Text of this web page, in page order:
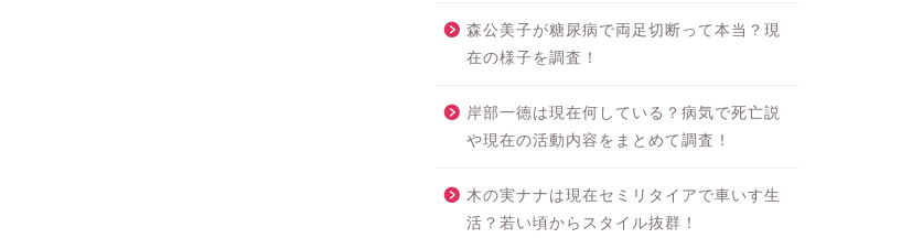
森公美子が糖尿病で両足切断って本当？現
在の様子を調査！
岸部一徳は現在何している？病気で死亡説
や現在の活動内容をまとめて調査！
木の実ナナは現在セミリタイアで車いす生
活？若い頃からスタイル抜群！